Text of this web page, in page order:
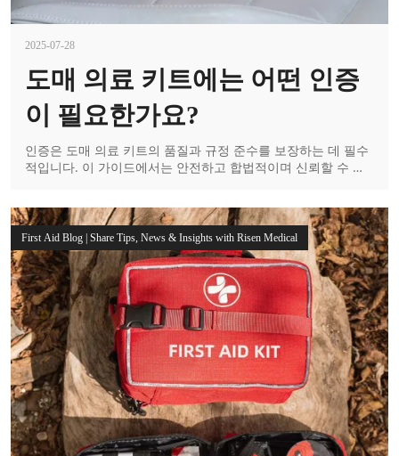
2025-07-28
도매 의료 키트에는 어떤 인증
이 필요한가요?
인증은 도매 의료 키트의 품질과 규정 준수를 보장하는 데 필수
적입니다. 이 가이드에서는 안전하고 합법적이며 신뢰할 수 있
First Aid Blog | Share Tips, News & Insights with Risen Medical